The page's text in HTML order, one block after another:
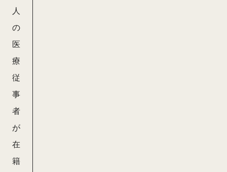
人
の
医
療
従
事
者
が
在
籍